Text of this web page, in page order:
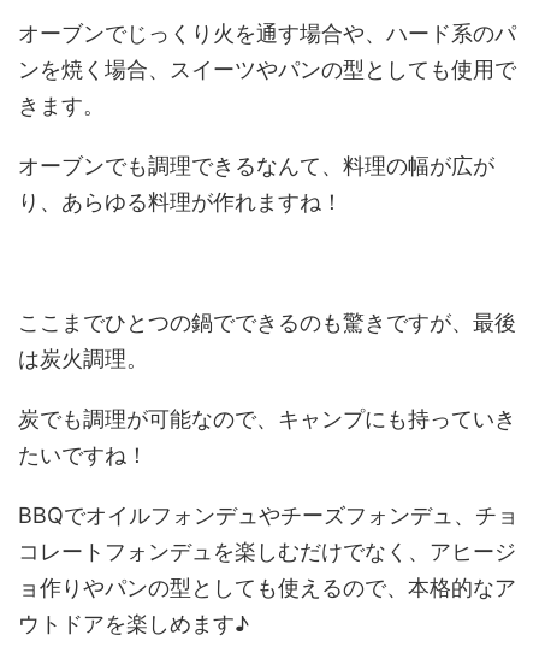
オーブンでじっくり火を通す場合や、ハード系のパ
ンを焼く場合、スイーツやパンの型としても使用で
きます。
オーブンでも調理できるなんて、料理の幅が広が
り、あらゆる料理が作れますね！
ここまでひとつの鍋でできるのも驚きですが、最後
は炭火調理。
炭でも調理が可能なので、キャンプにも持っていき
たいですね！
BBQでオイルフォンデュやチーズフォンデュ、チョ
コレートフォンデュを楽しむだけでなく、アヒージ
ョ作りやパンの型としても使えるので、本格的なア
ウトドアを楽しめます♪